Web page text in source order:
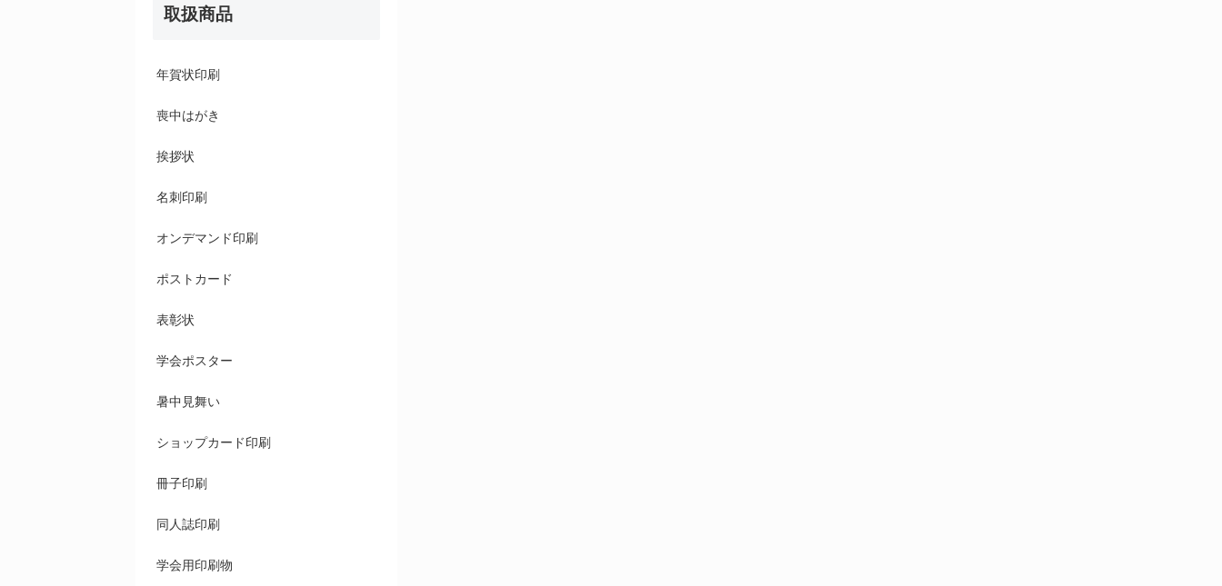
取扱商品
年賀状印刷
喪中はがき
挨拶状
名刺印刷
オンデマンド印刷
ポストカード
表彰状
学会ポスター
暑中見舞い
ショップカード印刷
冊子印刷
同人誌印刷
学会用印刷物